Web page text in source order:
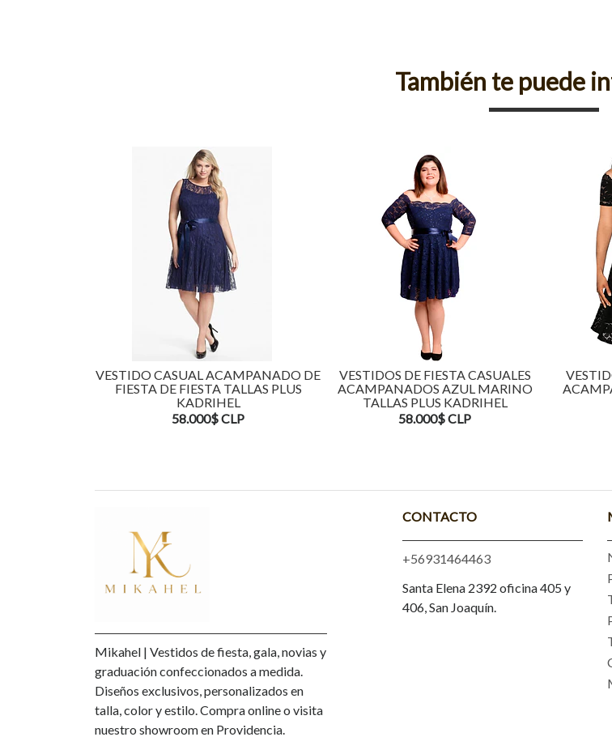
También te puede
VESTIDO CASUAL ACAMPANADO DE
FIESTA DE FIESTA TALLAS PLUS
KADRIHEL
58.000$ CLP
VESTIDOS DE FIESTA CASUALES
ACAMPANADOS AZUL MARINO
TALLAS PLUS KADRIHEL
58.000$ CLP
Mikahel | Vestidos de fiesta, gala, novias y
graduación confeccionados a medida.
Diseños exclusivos, personalizados en
talla, color y estilo. Compra online o visita
nuestro showroom en Providencia.
CONTACTO
+56931464463
Santa Elena 2392 oficina 405 y
406, San Joaquín.